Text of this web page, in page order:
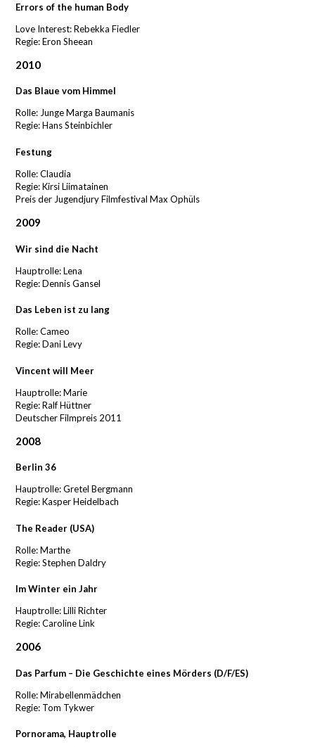
Errors of the human Body
Love Interest: Rebekka Fiedler
Regie: Eron Sheean
2010
Das Blaue vom Himmel
Rolle: Junge Marga Baumanis
Regie: Hans Steinbichler
Festung
Rolle: Claudia
Regie: Kirsi Liimatainen
Preis der Jugendjury Filmfestival Max Ophüls
2009
Wir sind die Nacht
Hauptrolle: Lena
Regie: Dennis Gansel
Das Leben ist zu lang
Rolle: Cameo
Regie: Dani Levy
Vincent will Meer
Hauptrolle: Marie
Regie: Ralf Hüttner
Deutscher Filmpreis 2011
2008
Berlin 36
Hauptrolle: Gretel Bergmann
Regie: Kasper Heidelbach
The Reader (USA)
Rolle: Marthe
Regie: Stephen Daldry
Im Winter ein Jahr
Hauptrolle: Lilli Richter
Regie: Caroline Link
2006
Das Parfum – Die Geschichte eines Mörders (D/F/ES)
Rolle: Mirabellenmädchen
Regie: Tom Tykwer
Pornorama, Hauptrolle